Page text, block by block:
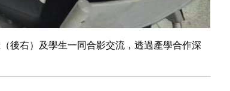
後右）及學生一同合影交流，透過產學合作深